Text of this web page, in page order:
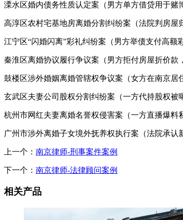
溧水区婚内债务性质认定案（男方单方借贷用于赌
高淳区农村宅基地房离婚分割纠纷案（法院判房屋
江宁区“闪婚闪离”彩礼纠纷案（男方举债支付高额
秦淮区离婚协议履行争议案（男方拒付房屋折价款
鼓楼区涉外婚姻离婚管辖权争议案（女方在南京居
玄武区夫妻公司股权分割纠纷案（一方代持股权被
杭州市网红夫妻离婚名誉权侵害案（一方直播爆料
广州市涉外离婚子女境外抚养权执行案（法院承认
上一个： 南京律师-刑事案件案例
下一个： 南京律师-法律顾问案例
相关产品